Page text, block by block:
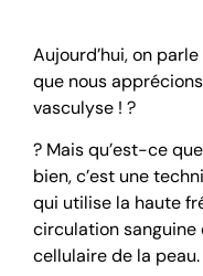
Aujourd’hui, on
que nous
vasculyse ! ?
? Mais qu’est-ce
bien, c’est une
qui utilise la haute
circulation
cellulaire de la peau.